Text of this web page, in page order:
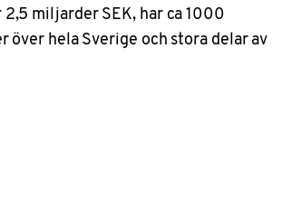
miljarder SEK, har ca 1000
över hela Sverige och stora delar av